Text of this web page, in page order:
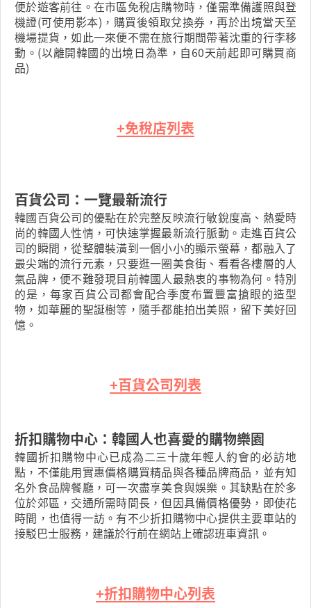
便於遊客前往。在市區免稅店購物時，僅需準備護照與登
機證(可使用影本)，購買後領取兌換券，再於出境當天至
機場提貨，如此一來便不需在旅行期間帶著沈重的行李移
動。(以離開韓國的出境日為準，自60天前起即可購買商
品)
+免稅店列表
百貨公司：一覽最新流行
韓國百貨公司的優點在於完整反映流行敏銳度高、熱愛時
尚的韓國人性情，可快速掌握最新流行脈動。走進百貨公
司的瞬間，從整體裝潢到一個小小的顯示螢幕，都融入了
最尖端的流行元素，只要逛一圈美食街、看看各樓層的人
氣品牌，便不難發現目前韓國人最熱衷的事物為何。特別
的是，每家百貨公司都會配合季度布置豐富搶眼的造型
物，如華麗的聖誕樹等，隨手都能拍出美照，留下美好回
憶。
+百貨公司列表
折扣購物中心：韓國人也喜愛的購物樂園
韓國折扣購物中心已成為二三十歲年輕人約會的必訪地
點，不僅能用實惠價格購買精品與各種品牌商品，並有知
名外食品牌餐廳，可一次盡享美食與娛樂。其缺點在於多
位於郊區，交通所需時間長，但因具備價格優勢，即使花
時間，也值得一訪。有不少折扣購物中心提供主要車站的
接駁巴士服務，建議於行前在網站上確認班車資訊。
+折扣購物中心列表